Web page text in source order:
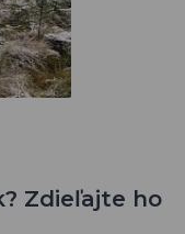
Zdieľajte ho